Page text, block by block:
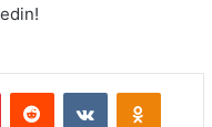
PinterestReddit VKontakte